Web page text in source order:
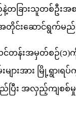
တခြားသူတစ်ဦးအ
အတိုင်းဆောင်ရွက်မည်
င်တန်းအမှတ်စဉ်(၁
ျားအား မြို့ရွာ၊
ပြီး အလှည့်ကျစစ်